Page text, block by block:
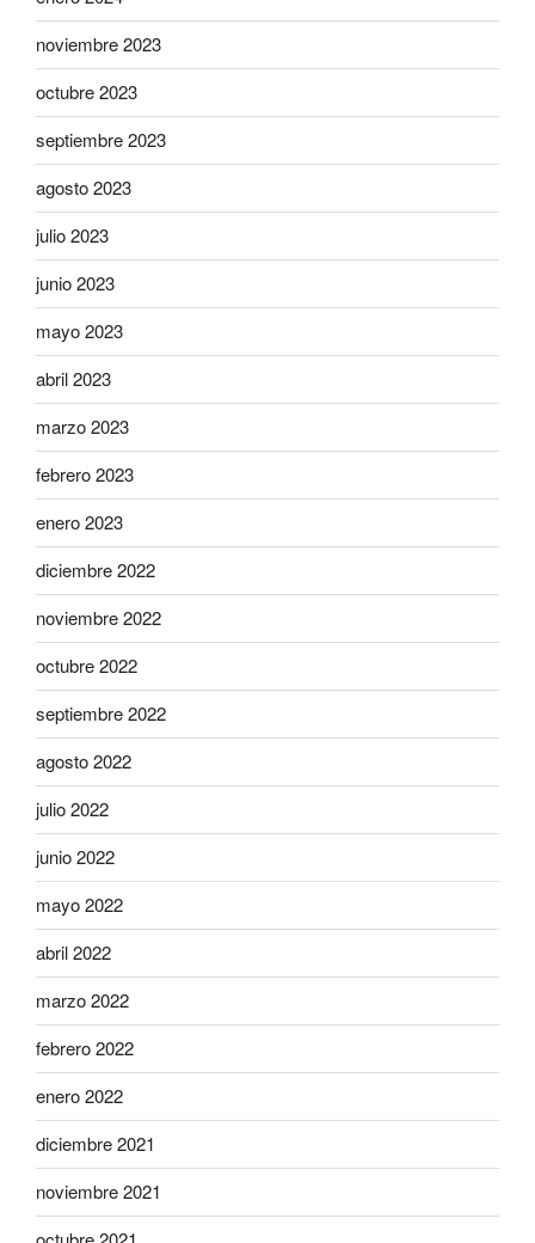
noviembre 2023
octubre 2023
septiembre 2023
agosto 2023
julio 2023
junio 2023
mayo 2023
abril 2023
marzo 2023
febrero 2023
enero 2023
diciembre 2022
noviembre 2022
octubre 2022
septiembre 2022
agosto 2022
julio 2022
junio 2022
mayo 2022
abril 2022
marzo 2022
febrero 2022
enero 2022
diciembre 2021
noviembre 2021